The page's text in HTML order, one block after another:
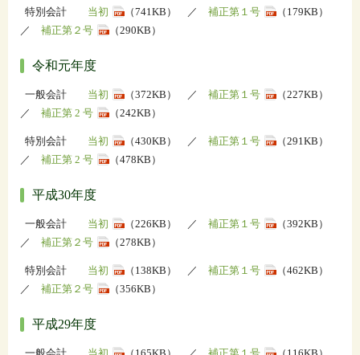
特別会計 当初 （741KB） ／ 補正第１号
（179KB）
／ 補正第２号 （290KB）
令和元年度
一般会計 当初 （372KB） ／ 補正第１号
（227KB）
／ 補正第 2 号 （242KB）
特別会計 当初 （430KB） ／ 補正第１号
（291KB）
／ 補正第 2 号 （478KB）
平成30年度
一般会計 当初 （226KB） ／ 補正第１号
（392KB）
／ 補正第２号 （278KB）
特別会計 当初 （138KB） ／ 補正第１号
（462KB）
／ 補正第２号 （356KB）
平成29年度